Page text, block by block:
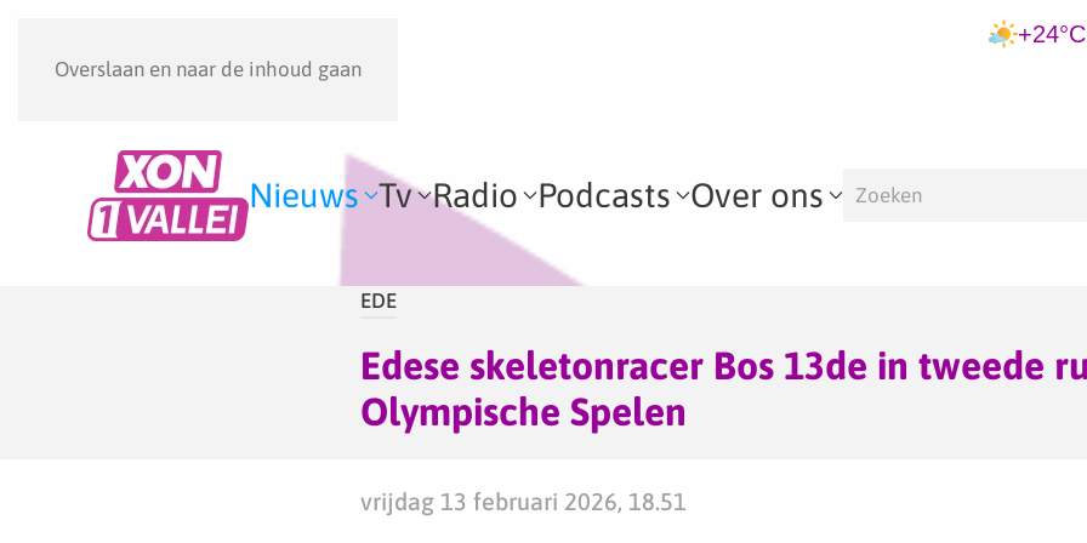
Overslaan en naar de inhoud gaan
+24°C
Nieuws Tv Radio Podcasts Over ons
EDE
Edese skeletonracer Bos 13de in tweede
Olympische Spelen
vrijdag 13 februari 2026, 18.51